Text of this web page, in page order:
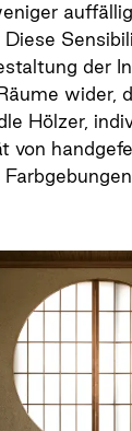
Diese
der
wider,
Hölzer,
von